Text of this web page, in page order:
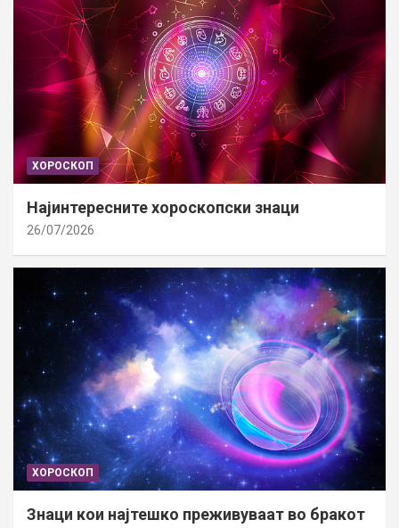
ХОРОСКОП
Најинтересните хороскопски знаци
26/07/2026
ХОРОСКОП
Знаци кои најтешко преживуваат во бракот